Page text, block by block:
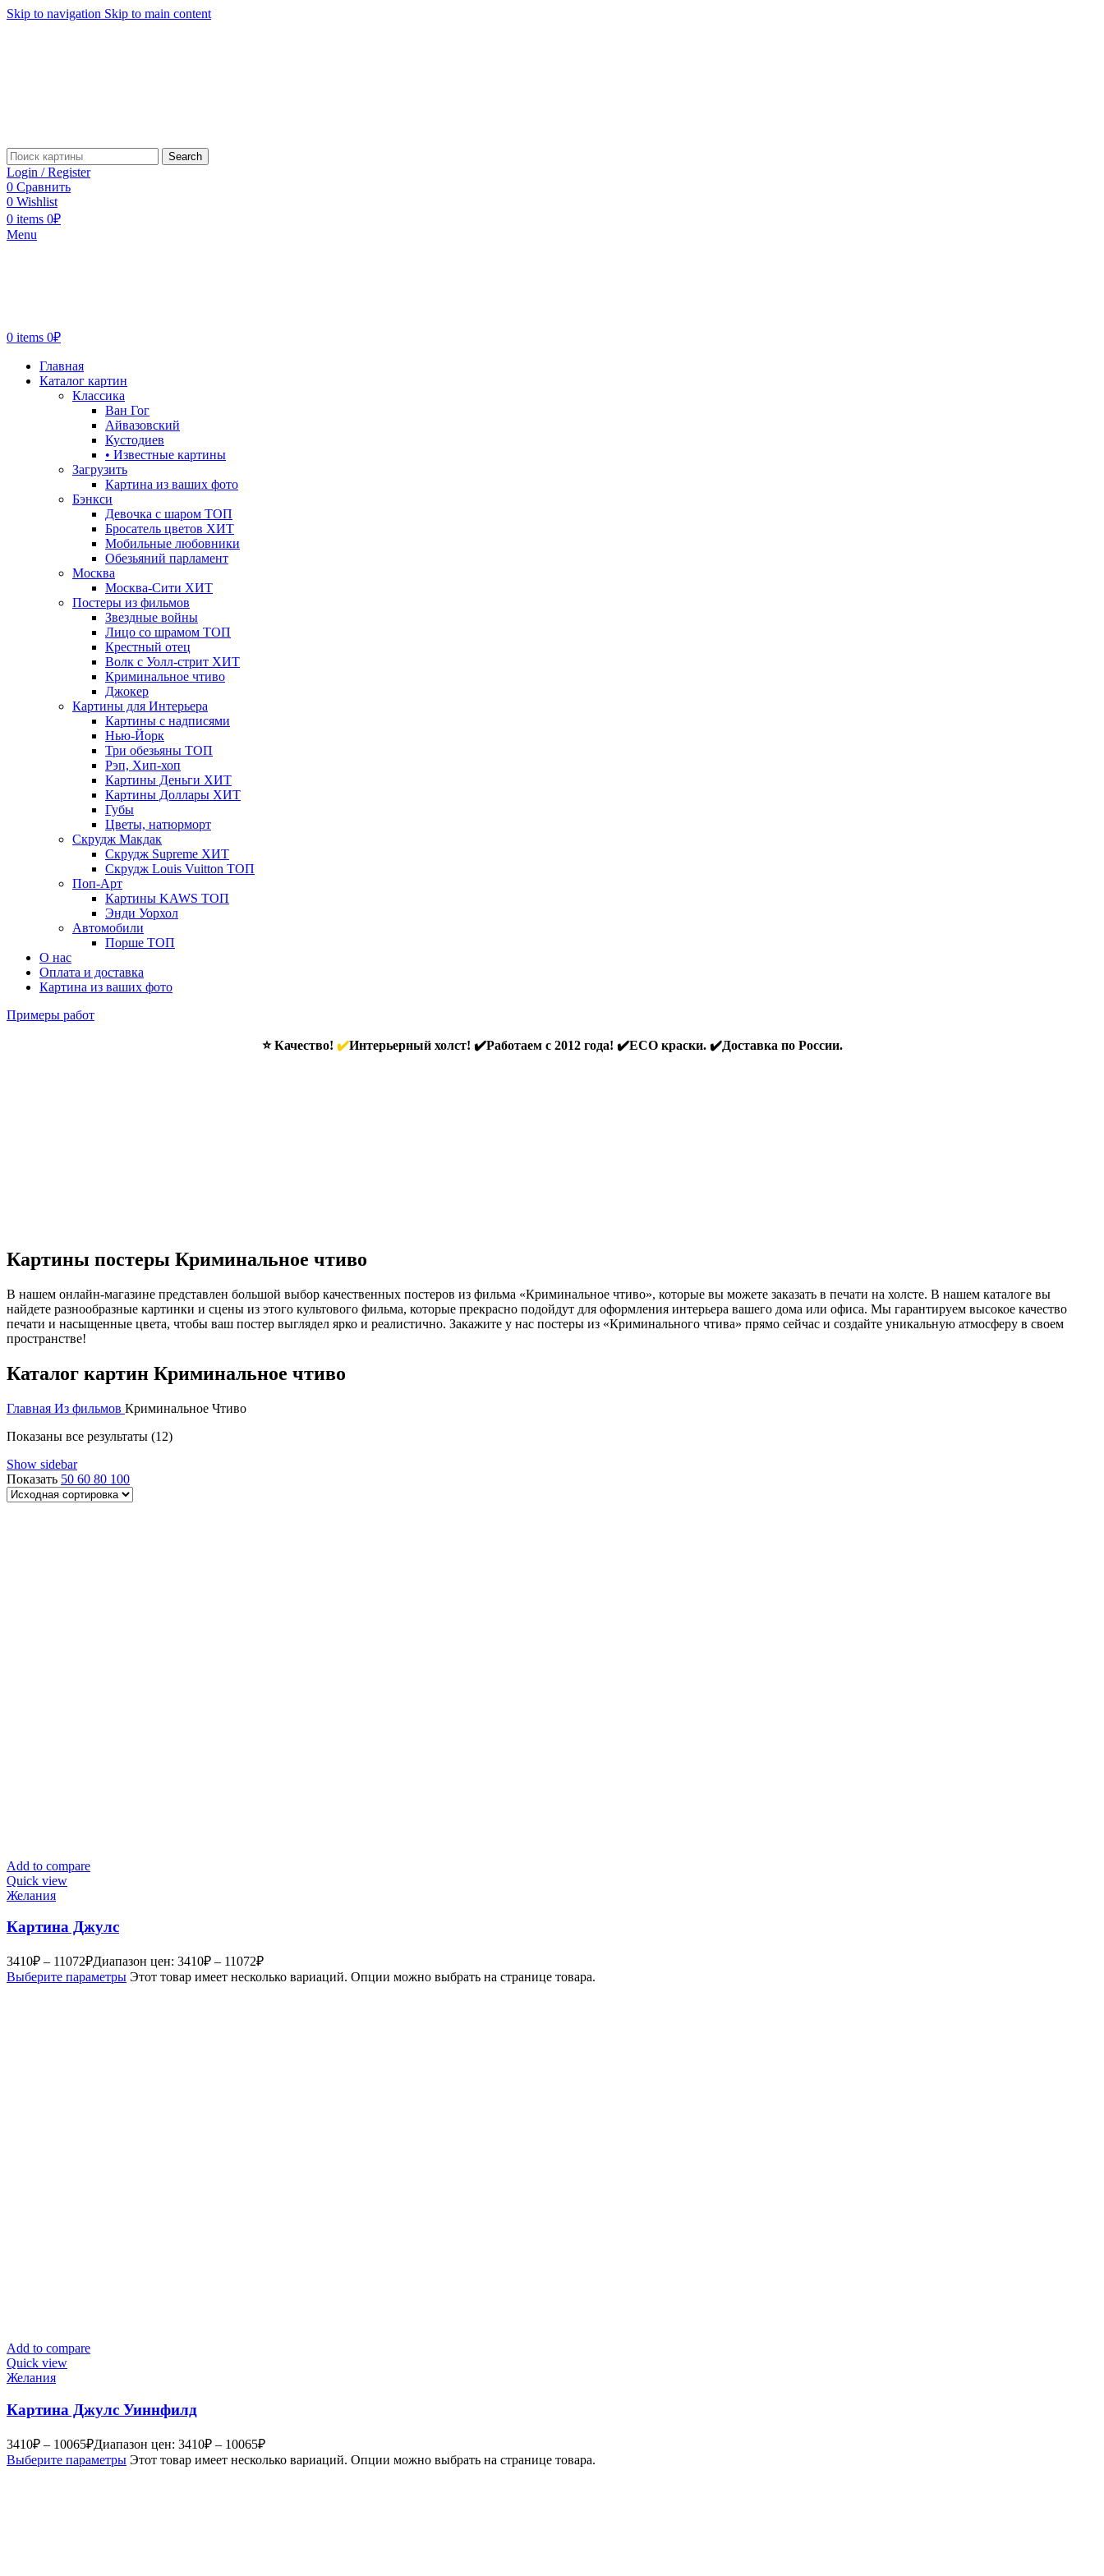
Skip to navigation Skip to main content
Search
Login / Register
0 Сравнить
0 Wishlist
0 items 0₽
Menu
0 items 0₽
Главная
Каталог картин
Классика
Ван Гог
Айвазовский
Кустодиев
• Известные картины
Загрузить
Картина из ваших фото
Бэнкси
Девочка с шаром ТОП
Бросатель цветов ХИТ
Мобильные любовники
Обезьяний парламент
Москва
Москва-Сити ХИТ
Постеры из фильмов
Звездные войны
Лицо со шрамом ТОП
Крестный отец
Волк с Уолл-стрит ХИТ
Криминальное чтиво
Джокер
Картины для Интерьера
Картины с надписями
Нью-Йорк
Три обезьяны ТОП
Рэп, Хип-хоп
Картины Деньги ХИТ
Картины Доллары ХИТ
Губы
Цветы, натюрморт
Скрудж Макдак
Скрудж Supreme ХИТ
Скрудж Louis Vuitton ТОП
Поп-Арт
Картины KAWS ТОП
Энди Уорхол
Автомобили
Порше ТОП
О нас
Оплата и доставка
Картина из ваших фото
Примеры работ
⭐ Качество! ✔️Интерьерный холст! ✔️Работаем с 2012 года! ✔️ECO краски. ✔️Доставка по России.
Картины постеры Криминальное чтиво
В нашем онлайн-магазине представлен большой выбор качественных постеров из фильма «Криминальное чтиво», которые вы можете заказать в печати на холсте. В нашем каталоге вы
найдете разнообразные картинки и сцены из этого культового фильма, которые прекрасно подойдут для оформления интерьера вашего дома или офиса. Мы гарантируем высокое качество
печати и насыщенные цвета, чтобы ваш постер выглядел ярко и реалистично. Закажите у нас постеры из «Криминального чтива» прямо сейчас и создайте уникальную атмосферу в своем
пространстве!
Каталог картин Криминальное чтиво
Главная Из фильмов Криминальное Чтиво
Показаны все результаты (12)
Show sidebar
Показать 50 60 80 100
Add to compare
Quick view
Желания
Картина Джулс
3410₽ – 11072₽Диапазон цен: 3410₽ – 11072₽
Выберите параметры Этот товар имеет несколько вариаций. Опции можно выбрать на странице товара.
Add to compare
Quick view
Желания
Картина Джулс Уиннфилд
3410₽ – 10065₽Диапазон цен: 3410₽ – 10065₽
Выберите параметры Этот товар имеет несколько вариаций. Опции можно выбрать на странице товара.